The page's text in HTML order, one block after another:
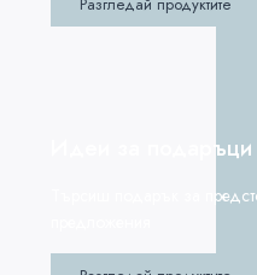
Идеи за подаръци
Търсиш подарък за